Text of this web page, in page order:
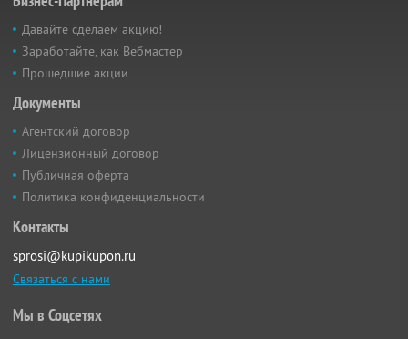
Давайте сделаем акцию!
Заработайте, как Вебмастер
Прошедшие акции
Документы
Агентский договор
Лицензионный договор
Публичная оферта
Политика конфиденциальности
Контакты
sprosi@kupikupon.ru
Связаться с нами
Мы в Соцсетях